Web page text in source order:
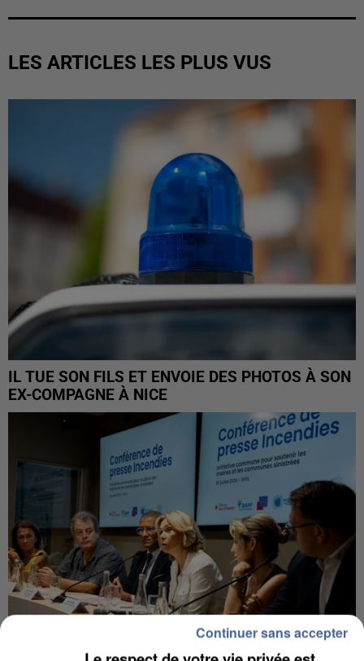
LES ARTICLES LES PLUS VUS
IL TUE SON FILS ET ENVOIE DES PHOTOS À SON
EX-COMPAGNE À NICE
Continuer sans accepter